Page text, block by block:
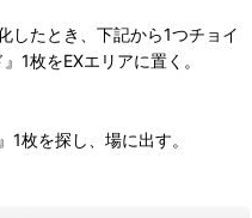
したとき、下記から1つチョイ
1枚をEXエリアに置く。
1枚を探し、場に出す。